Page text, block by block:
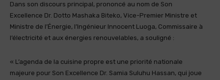
Dans son discours principal, prononcé au nom de Son
Excellence Dr. Dotto Mashaka Biteko, Vice-Premier Ministre et
Ministre de l’Énergie, l’Ingénieur Innocent Luoga, Commissaire à
l’électricité et aux énergies renouvelables, a souligné :
« L’agenda de la cuisine propre est une priorité nationale
majeure pour Son Excellence Dr. Samia Suluhu Hassan, qui joue